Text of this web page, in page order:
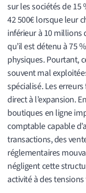
sur les sociétés de 15
42 500€ lorsque leur
inférieur à 10 millions
qu’il est détenu à 75
physiques. Pourtant,
souvent mal
spécialisé. Les
direct à l’expansion.
boutiques en ligne
comptable capable
transactions, des
réglementaires
négligent cette
activité à des